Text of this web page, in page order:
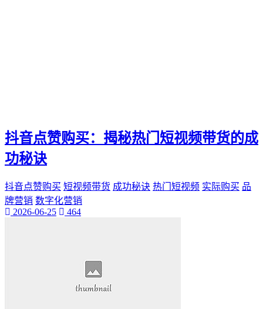
抖音点赞购买：揭秘热门短视频带货的成
功秘诀
抖音点赞购买 短视频带货 成功秘诀 热门短视频 实际购买 品
牌营销 数字化营销
2026-06-25
464